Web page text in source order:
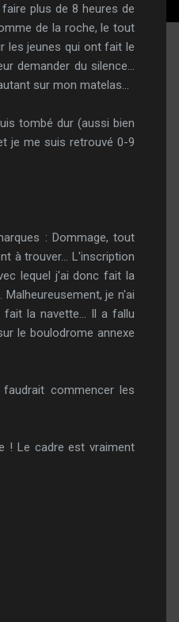
plus de 8 heures de
de la roche, le tout
les jeunes qui ont fait le
demander du silence...
sur mon matelas...
tombé dur (aussi bien
je me suis retrouvé 0-9
: Dommage, tout
à trouver... L'inscription
lequel j'ai donc fait la
je n'ai
la navette... Il a fallu
le boulodrome annexe
commencer les
! Le cadre est vraiment